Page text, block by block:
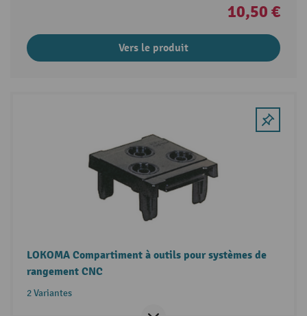
10,50 €
Vers le produit
LOKOMA Compartiment à outils pour systèmes de
rangement CNC
2 Variantes